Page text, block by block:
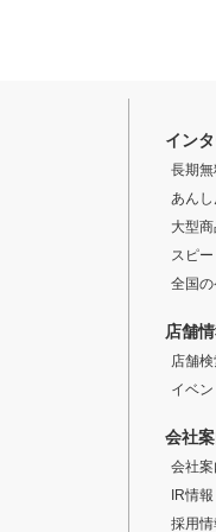
イン
長期
あん
大型
スピ
全国
店舗
店舗
イベ
会社
会社案
IR情報
採用情